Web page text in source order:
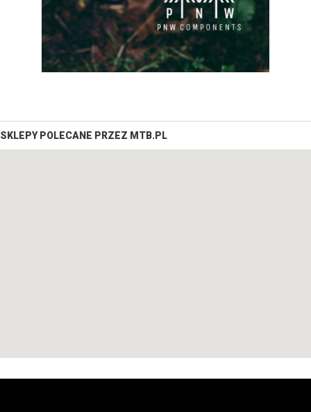
SKLEPY POLECANE PRZEZ MTB.PL